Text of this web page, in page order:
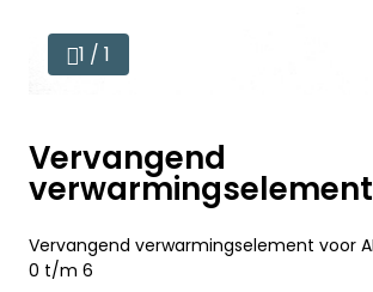
1 / 1
Vervangend
verwarmingselement
Vervangend verwarmingselement voor
0 t/m 6